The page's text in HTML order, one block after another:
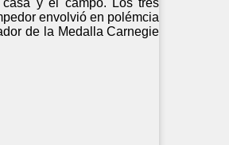
envolvió en polémcia
de la Medalla Carnegie